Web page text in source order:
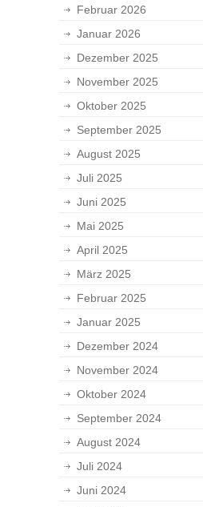
Februar 2026
Januar 2026
Dezember 2025
November 2025
Oktober 2025
September 2025
August 2025
Juli 2025
Juni 2025
Mai 2025
April 2025
März 2025
Februar 2025
Januar 2025
Dezember 2024
November 2024
Oktober 2024
September 2024
August 2024
Juli 2024
Juni 2024